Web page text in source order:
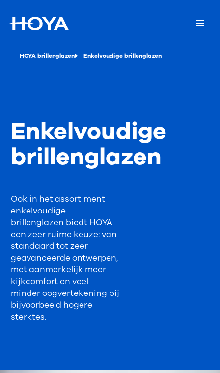
HOYA brillenglazen Enkelvoudige brillenglazen
Ook in het assortiment
enkelvoudige
brillenglazen biedt HOYA
een zeer ruime keuze: van
standaard tot zeer
geavanceerde ontwerpen,
met aanmerkelijk meer
kijkcomfort en veel
minder oogvertekening bij
bijvoorbeeld hogere
sterktes.
Enkelvoudige
brillenglazen